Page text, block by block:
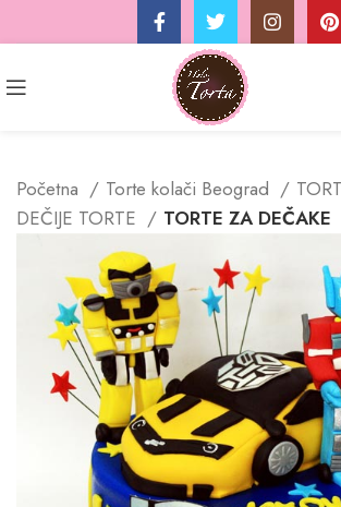
Početna Torte kolači Beograd
DEČIJE TORTE
TORTE ZA DEČAKE